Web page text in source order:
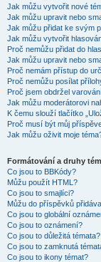
Jak můžu vytvořit nové
Jak můžu upravit nebo
Jak můžu přidat ke svým
Jak můžu vytvořit
Proč nemůžu přidat do
Jak můžu upravit nebo
Proč nemám přístup do
Proč nemůžu posílat
Proč jsem obdržel
Jak můžu moderátorovi
K čemu slouží tlačítko
Proč musí být můj
Jak můžu oživit moje
Formátování a druhy
Co jsou to BBKódy?
Můžu použít HTML?
Co jsou to smajlíci?
Můžu do příspěvků
Co jsou to globální
Co jsou to oznámení?
Co jsou to důležitá témata?
Co jsou to zamknutá
Co jsou to ikony témat?